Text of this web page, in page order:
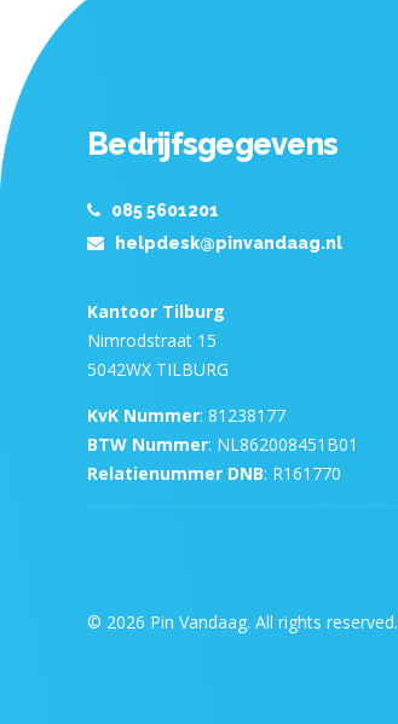
Bedrijfsgegevens
085 5601201
helpdesk@pinvandaag.nl
Kantoor Tilburg
Nimrodstraat 15
5042WX TILBURG
KvK Nummer: 81238177
BTW Nummer: NL862008451B01
Relatienummer DNB: R161770
© 2026 Pin Vandaag. All rights reserved.